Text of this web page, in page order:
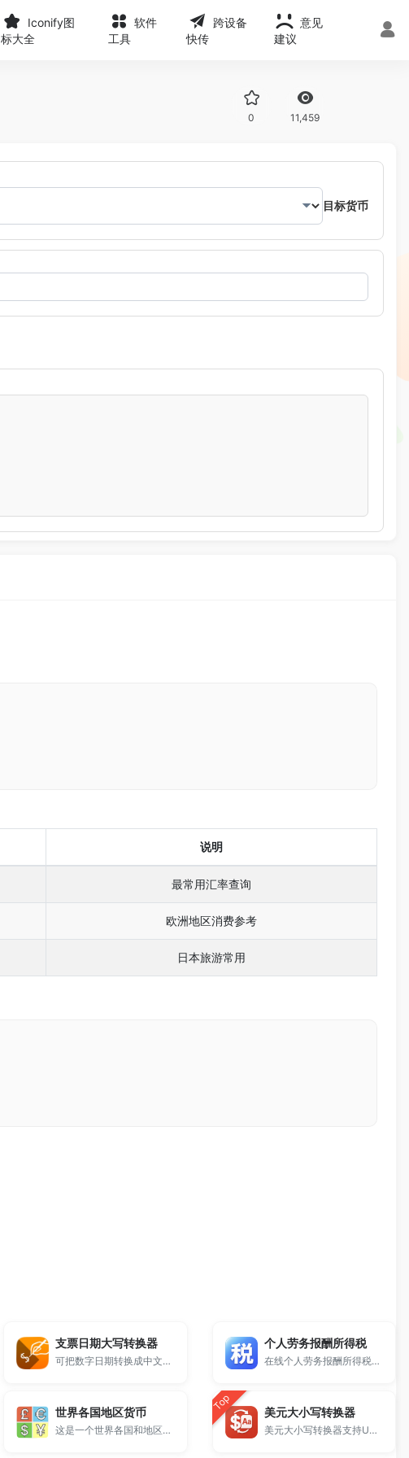
Iconify图
标大全
软件
工具
跨设备
快传
意见
建议
0 11,459
目标货币
说明
最常用汇率查询
欧洲地区消费参考
日本旅游常用
支票日期大写转换器
可把数字日期转换成中文日期大写。
个人劳务报酬所得税
在线个人劳务报酬所得税计算器，自动计算应纳税额、税率、速算扣除数与税后实得收入，适用于自由职业、兼职、劳务费等多种场景，永久免费使用。
世界各国地区货币
这是一个世界各国和地区的货币符号、单位、兑换比率数据表。
Top 美元大小写转换器
美元大小写转换器支持USD金额大写英文写法及人民币金额大写转换，自动生成标准财务格式，适用于合同、发票、报销等场景，在线一键转换，结果准确规范。